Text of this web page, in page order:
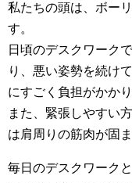
私たちの頭は、ボー
す。
日頃のデスクワーク
り、悪い姿勢を続け
にすごく負担がかかり
また、緊張しやすい
は肩周りの筋肉が固
毎日のデスクワーク